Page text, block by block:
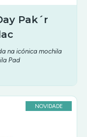
Pak´r
na icónica mochila
Pad
NOVIDADE